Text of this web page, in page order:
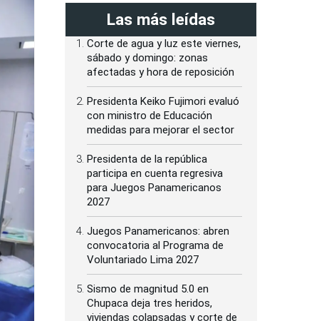
Las más leídas
Corte de agua y luz este viernes,
sábado y domingo: zonas
afectadas y hora de reposición
Presidenta Keiko Fujimori evaluó
con ministro de Educación
medidas para mejorar el sector
Presidenta de la república
participa en cuenta regresiva
para Juegos Panamericanos
2027
Juegos Panamericanos: abren
convocatoria al Programa de
Voluntariado Lima 2027
Sismo de magnitud 5.0 en
Chupaca deja tres heridos,
viviendas colapsadas y corte de